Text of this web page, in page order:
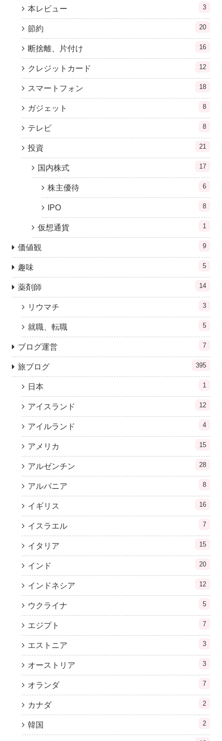
本レビュー 3
節約 20
断捨離、片付け 16
クレジットカード 12
スマートフォン 18
ガジェット 8
テレビ 8
投資 21
国内株式 17
株主優待 6
IPO 8
仮想通貨 1
価値観 9
趣味 5
薬剤師 14
リウマチ 3
就職、転職 5
ブログ運営 7
旅ブログ 395
日本 1
アイスランド 12
アイルランド 4
アメリカ 15
アルゼンチン 28
アルバニア 8
イギリス 16
イスラエル 7
イタリア 15
インド 20
インドネシア 12
ウクライナ 5
エジプト 7
エストニア 3
オーストリア 3
オランダ 7
カナダ 2
韓国 2